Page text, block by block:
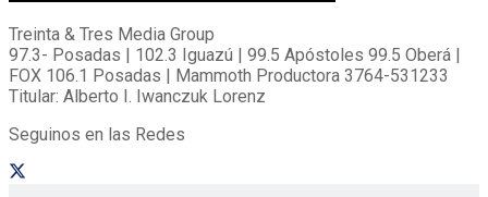
Treinta & Tres Media Group
97.3- Posadas | 102.3 Iguazú | 99.5 Apóstoles 99.5 Oberá |
FOX 106.1 Posadas | Mammoth Productora 3764-531233
Titular: Alberto I. Iwanczuk Lorenz
Seguinos en las Redes